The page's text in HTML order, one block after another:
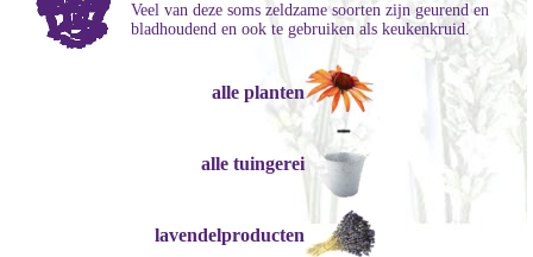
Veel van deze soms zeldzame soorten zijn geurend en
bladhoudend en ook te gebruiken als keukenkruid.
alle planten
alle tuingerei
lavendelproducten